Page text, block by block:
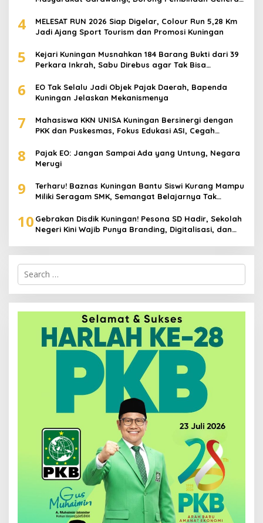
4
MELESAT RUN 2026 Siap Digelar, Colour Run 5,28 Km
Jadi Ajang Sport Tourism dan Promosi Kuningan
5
Kejari Kuningan Musnahkan 184 Barang Bukti dari 39
Perkara Inkrah, Sabu Direbus agar Tak Bisa
6
EO Tak Selalu Jadi Objek Pajak Daerah, Bapenda
Kuningan Jelaskan Mekanismenya
7
Mahasiswa KKN UNISA Kuningan Bersinergi dengan
PKK dan Puskesmas, Fokus Edukasi ASI, Cegah
8
Pajak EO: Jangan Sampai Ada yang Untung, Negara
Merugi
9
Terharu! Baznas Kuningan Bantu Siswi Kurang Mampu
Miliki Seragam SMK, Semangat Belajarnya Tak
10 Gebrakan Disdik Kuningan! Pesona SD Hadir, Sekolah
Negeri Kini Wajib Punya Branding, Digitalisasi, dan
Search
for: